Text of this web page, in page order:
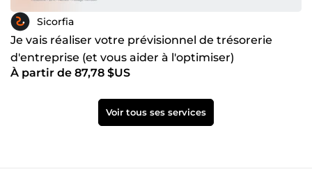
Sicorfia
Je vais réaliser votre prévisionnel de trésorerie
d'entreprise (et vous aider à l'optimiser)
À partir de 87,78 $US
Voir tous ses services